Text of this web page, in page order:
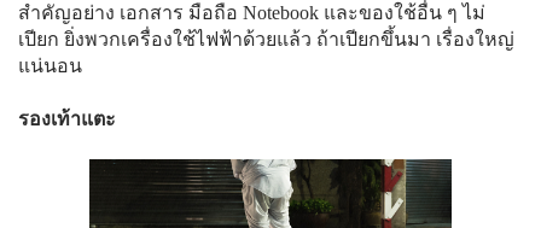
สำคัญอย่าง เอกสาร มือถือ Notebook และของใช้อื่น ๆ ไม่
เปียก ยิ่งพวกเครื่องใช้ไฟฟ้าด้วยแล้ว ถ้าเปียกขึ้นมา เรื่องใหญ่
แน่นอน
รองเท้าแตะ